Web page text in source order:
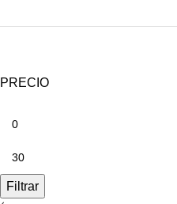
PRECIO
Filtrar